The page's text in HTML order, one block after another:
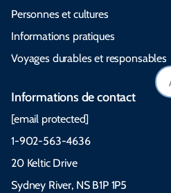
Personnes et cultures
Informations pratiques
Voyages durables et responsables
Informations de contact
[email protected]
1-902-563-4636
20 Keltic Drive
Sydney River, NS B1P 1P5